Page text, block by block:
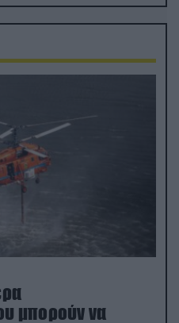
μπορούν να